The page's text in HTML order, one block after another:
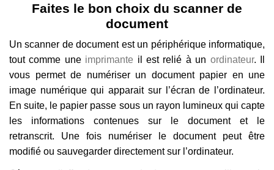
Faites le bon choix du scanner de
document
Un scanner de document est un périphérique informatique,
tout comme une imprimante il est relié à un ordinateur. Il
vous permet de numériser un document papier en une
image numérique qui apparait sur l’écran de l’ordinateur.
En suite, le papier passe sous un rayon lumineux qui capte
les informations contenues sur le document et le
retranscrit. Une fois numériser le document peut être
modifié ou sauvegarder directement sur l’ordinateur.